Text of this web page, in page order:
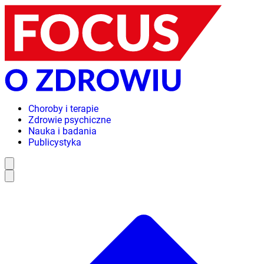
Choroby i terapie
Zdrowie psychiczne
Nauka i badania
Publicystyka